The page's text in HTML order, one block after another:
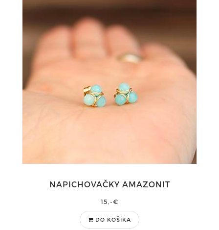
NAPICHOVAČKY AMAZONIT
15,-€
DO KOŠÍKA